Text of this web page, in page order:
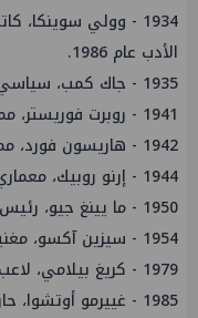
1934 - وولي
الأدب عام 1986.
1935 - جاك كمب، سياسي أمريكي.
1941 - روبرت فوريستر، ممثل أمريكي.
1942 - هاريسون فورد، ممثل أمريكي.
1944 - إرنو روبيك، معماري هنغاري.
1950 - ما يينغ جيو، رئيس تايوان.
1954 - سيزين آكسو، مغنية وممثلة تركية.
1979 - كريغ بيلامي، لاعب كرة قدم ويلزي.
1985 - غييرمو أوتشوا، حارس مرمى كرة قدم مكسيكي.